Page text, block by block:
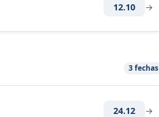
12.10 →
3 fechas
24.12 →